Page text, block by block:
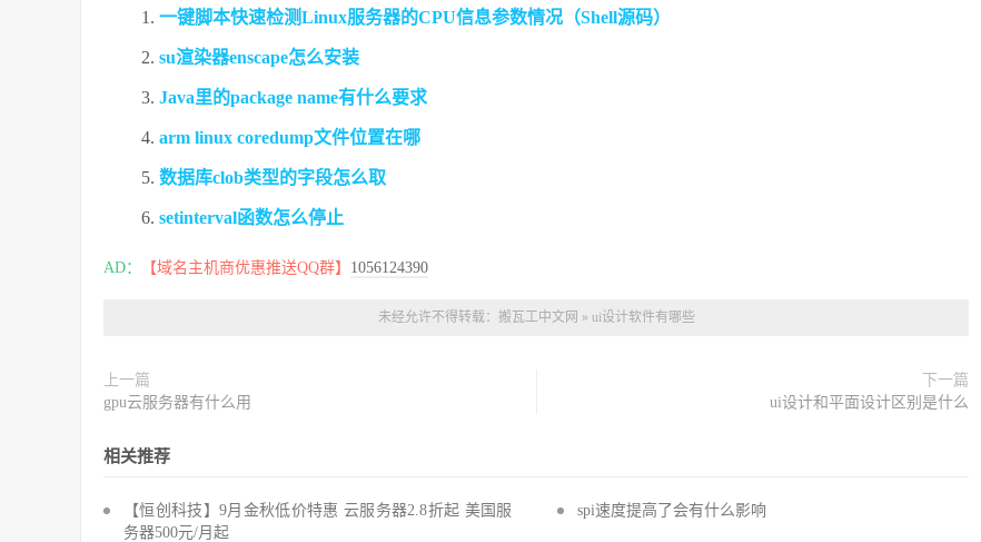
一键脚本快速检测Linux服务器的CPU信息参数情况（Shell源码）
su渲染器enscape怎么安装
Java里的package name有什么要求
arm linux coredump文件位置在哪
数据库clob类型的字段怎么取
setinterval函数怎么停止
AD： 【域名主机商优惠推送QQ群】 1056124390
未经允许不得转载： 搬瓦工中文网 » ui设计软件有哪些
上一篇
gpu云服务器有什么用
下一篇
ui设计和平面设计区别是什么
相关推荐
【恒创科技】9月金秋低价特惠 云服务器2.8折起 美国服
务器500元/月起
spi速度提高了会有什么影响